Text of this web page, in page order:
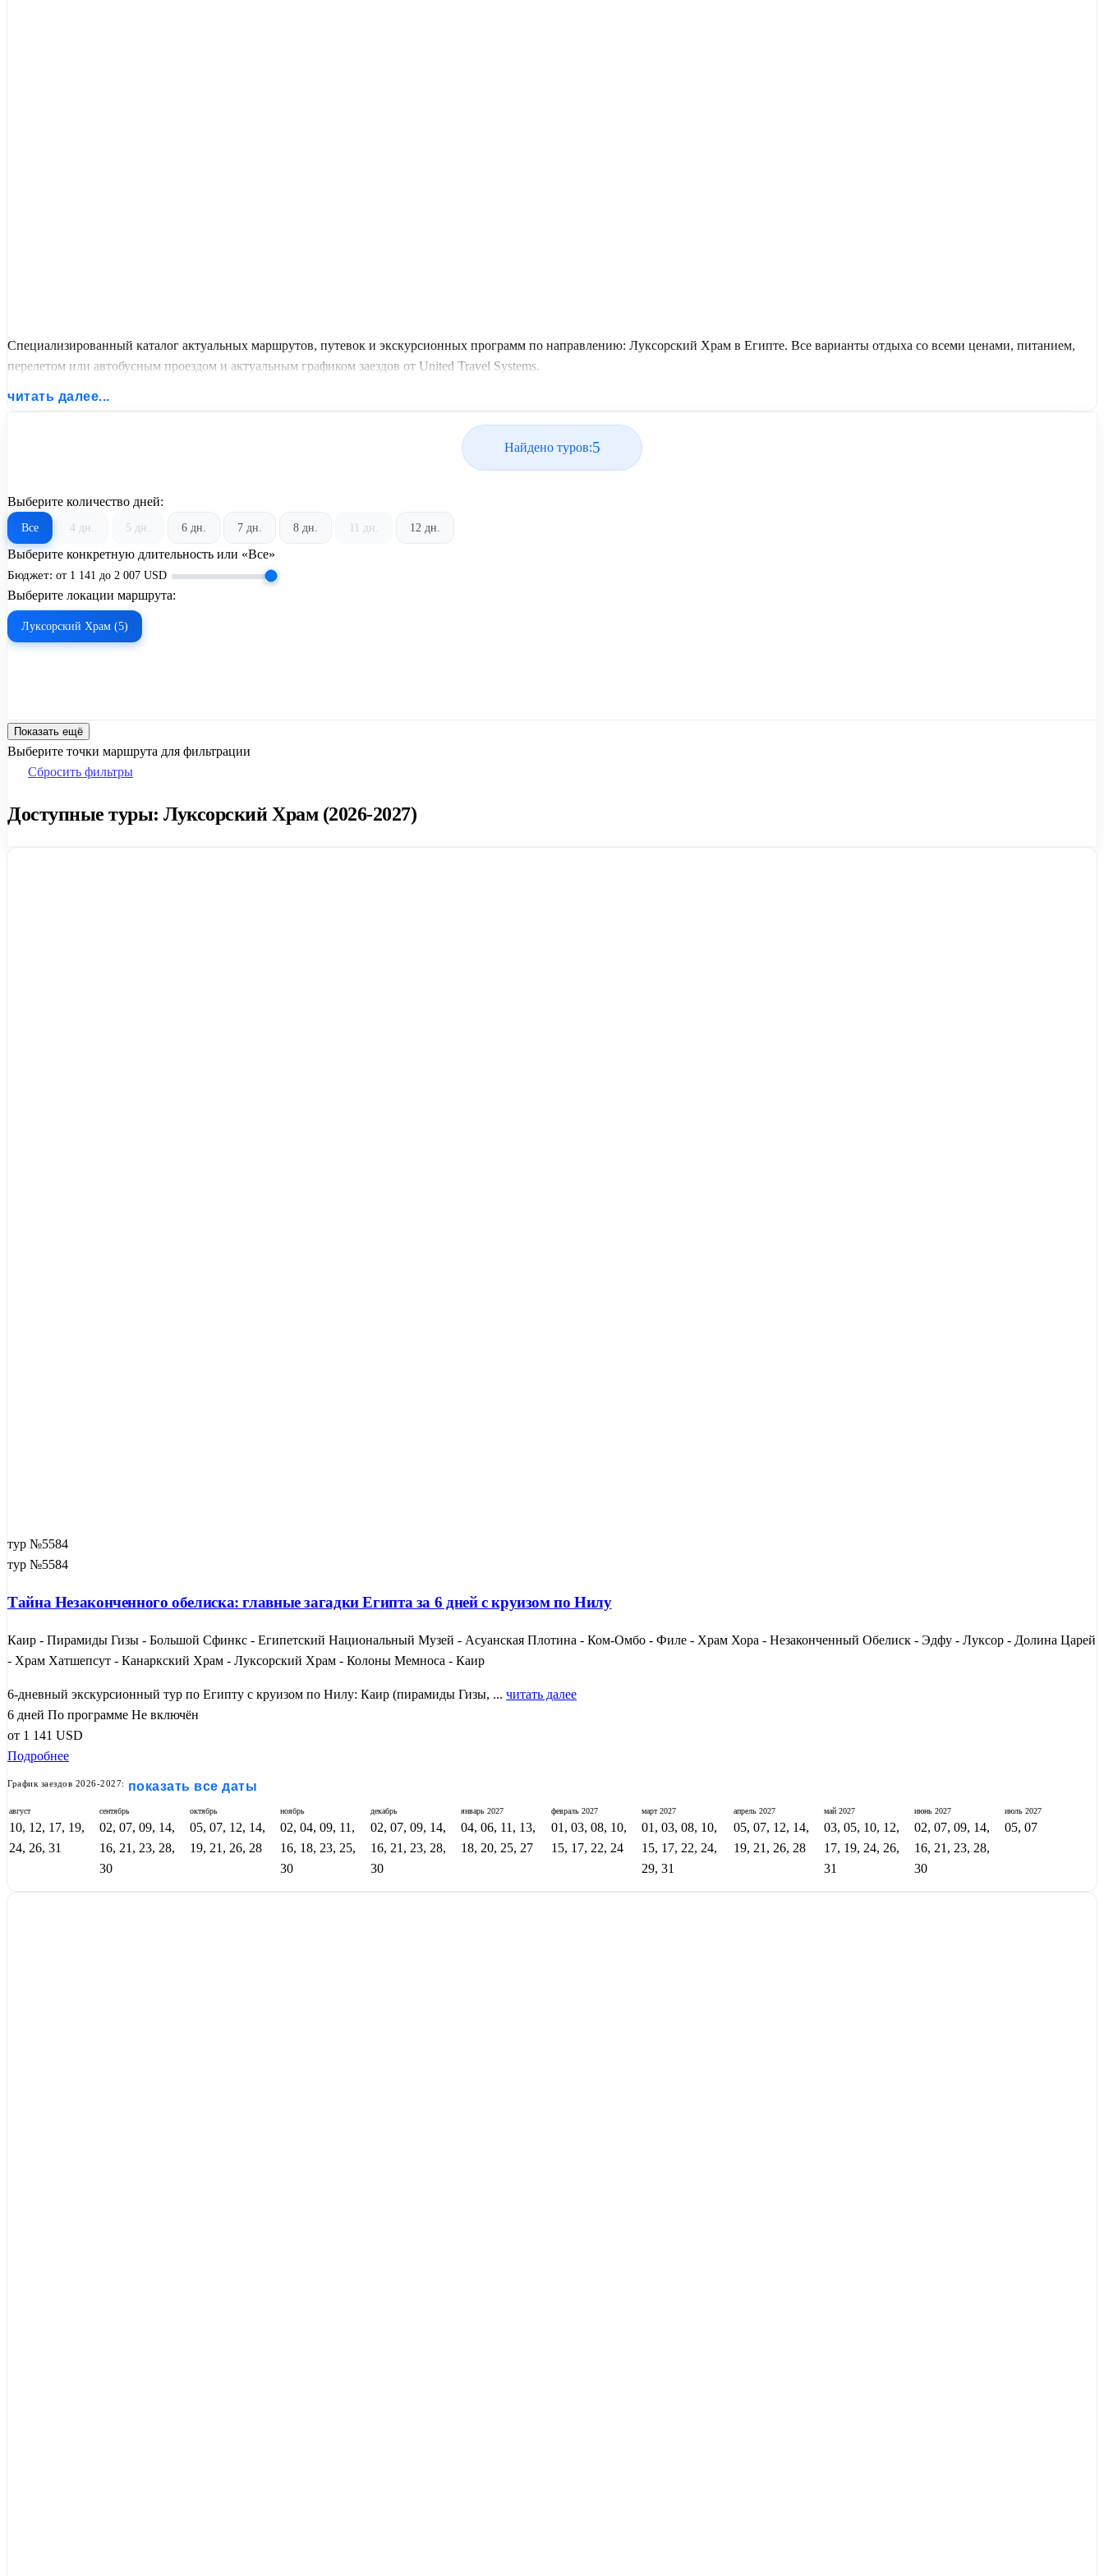
Специализированный каталог актуальных маршрутов, путевок и экскурсионных программ по направлению: Луксорский Храм в Египте. Все варианты отдыха со всеми ценами, питанием,
перелетом или автобусным проездом и актуальным графиком заездов от United Travel Systems.
читать далее...
Найдено туров:5
Выберите количество дней:
Все 4 дн. 5 дн. 6 дн. 7 дн. 8 дн. 11 дн. 12 дн.
Выберите конкретную длительность или «Все»
Бюджет: от 1 141 до 2 007 USD
Выберите локации маршрута:
Луксорский Храм (5)
Показать ещё
Выберите точки маршрута для фильтрации
Сбросить фильтры
Доступные туры: Луксорский Храм (2026-2027)
тур №5584
тур №5584
Тайна Незаконченного обелиска: главные загадки Египта за 6 дней с круизом по Нилу
Каир - Пирамиды Гизы - Большой Сфинкс - Египетский Национальный Музей - Асуанская Плотина - Ком-Омбо - Филе - Храм Хора - Незаконченный Обелиск - Эдфу - Луксор - Долина Царей
- Храм Хатшепсут - Канаркский Храм - Луксорский Храм - Колоны Мемноса - Каир
6-дневный экскурсионный тур по Египту с круизом по Нилу: Каир (пирамиды Гизы, ... читать далее
6 дней По программе Не включён
от 1 141 USD
Подробнее
График заездов 2026-2027: показать все даты
август
10, 12, 17, 19,
24, 26, 31
сентябрь
02, 07, 09, 14,
16, 21, 23, 28,
30
октябрь
05, 07, 12, 14,
19, 21, 26, 28
ноябрь
02, 04, 09, 11,
16, 18, 23, 25,
30
декабрь
02, 07, 09, 14,
16, 21, 23, 28,
30
январь 2027
04, 06, 11, 13,
18, 20, 25, 27
февраль 2027
01, 03, 08, 10,
15, 17, 22, 24
март2027
01, 03, 08, 10,
15, 17, 22, 24,
29, 31
апрель 2027
05, 07, 12, 14,
19, 21, 26, 28
май 2027
03, 05, 10, 12,
17, 19, 24, 26,
31
июнь 2027
02, 07, 09, 14,
16, 21, 23, 28,
30
июль 2027
05, 07